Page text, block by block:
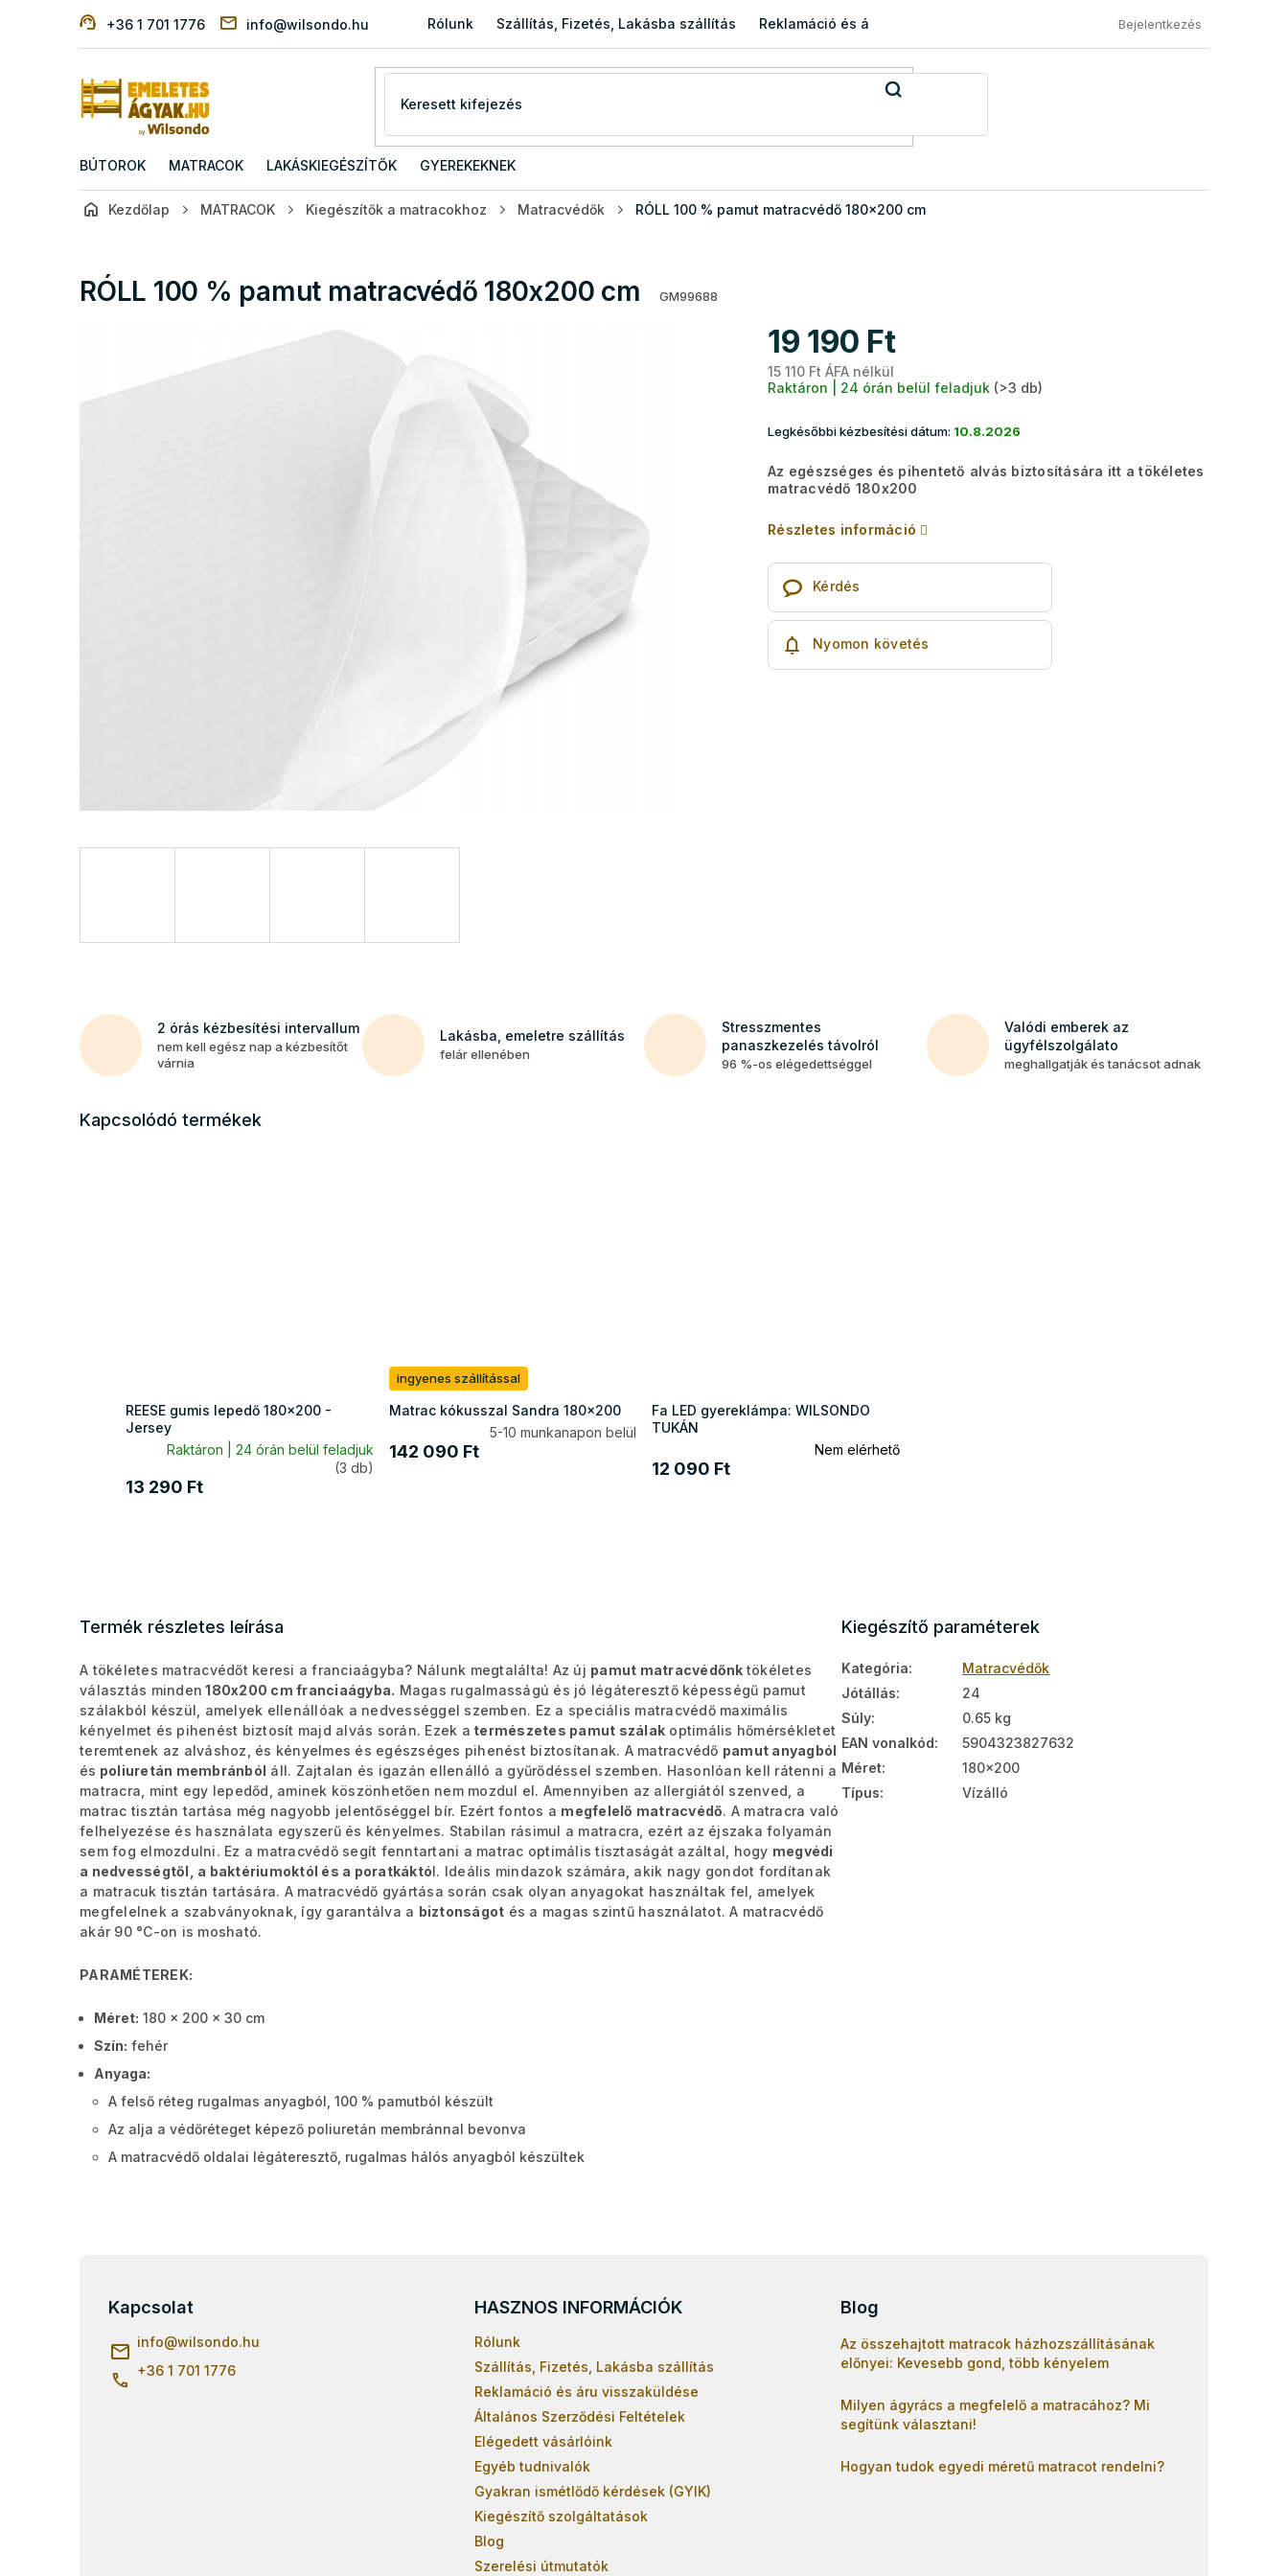
+36 1 701 1776 info@wilsondo.hu Rólunk Szállítás, Fizetés, Lakásba szállítás Reklamáció és áru visszaküldése Általános Szerződési Feltételek
Bejelentkezés
BÚTOROK MATRACOK LAKÁSKIEGÉSZÍTŐK GYEREKEKNEK
Kezdőlap MATRACOK Kiegészítők a matracokhoz Matracvédők RÓLL 100 % pamut matracvédő 180x200 cm
RÓLL 100 % pamut matracvédő 180x200 cm GM99688
19 190 Ft
15 110 Ft ÁFA nélkül
Raktáron | 24 órán belül feladjuk (>3 db)
Legkésőbbi kézbesítési dátum: 10.8.2026
Az egészséges és pihentető alvás biztosítására itt a tökéletes
matracvédő 180x200
Részletes információ
Kérdés
Nyomon követés
2 órás kézbesítési intervallum
nem kell egész nap a kézbesítőt
várnia
Lakásba, emeletre szállítás
felár ellenében
Stresszmentes
panaszkezelés távolról
96 %-os elégedettséggel
Valódi emberek az
ügyfélszolgálato
meghallgatják és tanácsot adnak
Kapcsolódó termékek
REESE gumis lepedő 180x200 -
Jersey
Raktáron | 24 órán belül feladjuk
(3 db)
13 290 Ft
ingyenes szállítással
Matrac kókusszal Sandra 180x200
5-10 munkanapon belül
142 090 Ft
Fa LED gyereklámpa: WILSONDO
TUKÁN
Nem elérhető
12 090 Ft
Termék részletes leírása
A tökéletes matracvédőt keresi a franciaágyba? Nálunk megtalálta! Az új pamut matracvédőnk tökéletes
választás minden 180x200 cm franciaágyba. Magas rugalmasságú és jó légáteresztő képességű pamut
szálakból készül, amelyek ellenállóak a nedvességgel szemben. Ez a speciális matracvédő maximális
kényelmet és pihenést biztosít majd alvás során. Ezek a természetes pamut szálak optimális hőmérsékletet
teremtenek az alváshoz, és kényelmes és egészséges pihenést biztosítanak. A matracvédő pamut anyagból
és poliuretán membránból áll. Zajtalan és igazán ellenálló a gyűrődéssel szemben. Hasonlóan kell rátenni a
matracra, mint egy lepedőd, aminek köszönhetően nem mozdul el. Amennyiben az allergiától szenved, a
matrac tisztán tartása még nagyobb jelentőséggel bír. Ezért fontos a megfelelő matracvédő. A matracra való
felhelyezése és használata egyszerű és kényelmes. Stabilan rásimul a matracra, ezért az éjszaka folyamán
sem fog elmozdulni. Ez a matracvédő segít fenntartani a matrac optimális tisztaságát azáltal, hogy megvédi
a nedvességtől, a baktériumoktól és a poratkáktól. Ideális mindazok számára, akik nagy gondot fordítanak
a matracuk tisztán tartására. A matracvédő gyártása során csak olyan anyagokat használtak fel, amelyek
megfelelnek a szabványoknak, így garantálva a biztonságot és a magas szintű használatot. A matracvédő
akár 90 °C-on is mosható.
PARAMÉTEREK:
Méret: 180 x 200 x 30 cm
Szín: fehér
Anyaga:
A felső réteg rugalmas anyagból, 100 % pamutból készült
Az alja a védőréteget képező poliuretán membránnal bevonva
A matracvédő oldalai légáteresztő, rugalmas hálós anyagból készültek
Kiegészítő paraméterek
Kategória:
Matracvédők
Jótállás:
24
Súly:
0.65 kg
EAN vonalkód:
5904323827632
Méret:
180x200
Típus: Vízálló
Kapcsolat
info@wilsondo.hu
+36 1 701 1776
HASZNOS INFORMÁCIÓK
Rólunk
Szállítás, Fizetés, Lakásba szállítás
Reklamáció és áru visszaküldése
Általános Szerződési Feltételek
Elégedett vásárlóink
Egyéb tudnivalók
Gyakran ismétlődő kérdések (GYIK)
Kiegészítő szolgáltatások
Blog
Szerelési útmutatók
Blog
Az összehajtott matracok házhozszállításának
előnyei: Kevesebb gond, több kényelem
Milyen ágyrács a megfelelő a matracához? Mi
segítünk választani!
Hogyan tudok egyedi méretű matracot rendelni?